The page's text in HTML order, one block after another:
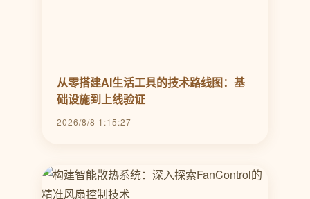
从零搭建AI生活工具的技术路线图：基
础设施到上线验证
2026/8/8 1:15:27